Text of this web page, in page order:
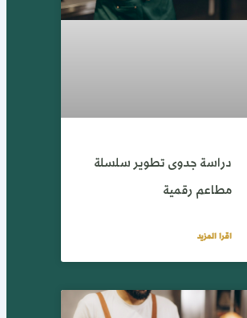
دراسة جدوى تطوير سلسلة
مطاعم رقمية
اقرا المزيد